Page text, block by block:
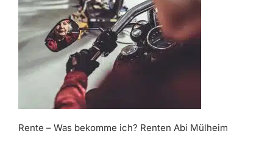
Rente – Was bekomme ich? Renten Abi Mülheim